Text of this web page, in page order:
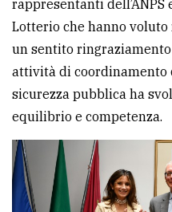
PRIVACY
Privacy
policy
Cookie
policy
rappresentanti
Lotterio che hanno
un sentito
attività di coordinamento
sicurezza pubblica ha
equilibrio e competenza.